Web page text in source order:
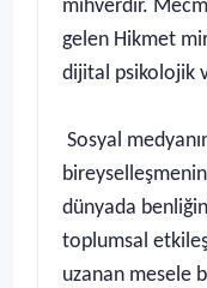
mihverdir.
gelen Hikmet
dijital psikolojik
Sosyal
dünyada
toplumsal
uzanan mesele